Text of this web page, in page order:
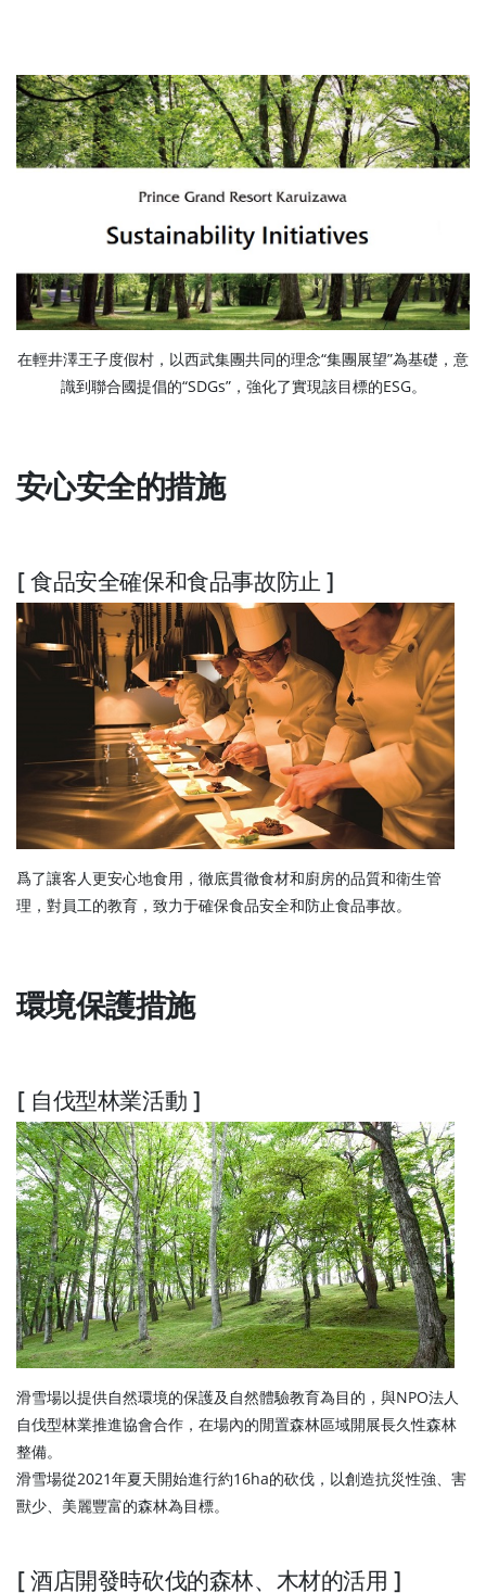
在輕井澤王子度假村，以西武集團共同的理念“集團展望”為基礎，意
識到聯合國提倡的“SDGs”，強化了實現該目標的ESG。
安心安全的措施
[ 食品安全確保和食品事故防止 ]
爲了讓客人更安心地食用，徹底貫徹食材和廚房的品質和衛生管
理，對員工的教育，致力于確保食品安全和防止食品事故。
環境保護措施
[ 自伐型林業活動 ]
滑雪場以提供自然環境的保護及自然體驗教育為目的，與NPO法人
自伐型林業推進協會合作，在場內的閒置森林區域開展長久性森林
整備。
滑雪場從2021年夏天開始進行約16ha的砍伐，以創造抗災性強、害
獸少、美麗豐富的森林為目標。
[ 酒店開發時砍伐的森林、木材的活用 ]